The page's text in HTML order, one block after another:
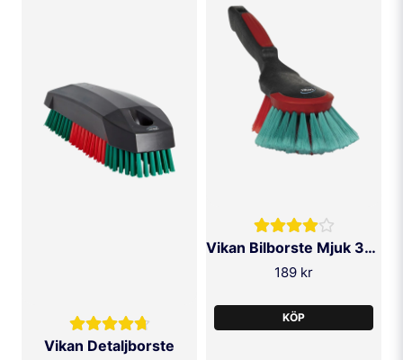
Vikan Detaljborste
Vikan Bilborste Mjuk 320mm
189 kr
KÖP